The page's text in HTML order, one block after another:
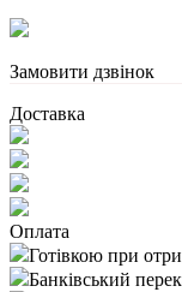
Замовити дзвінок
Доставка
Оплата
Готівкою при
Банківський